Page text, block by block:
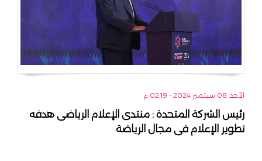
الأحد, 08 سبتمبر 2024 - 02:19 م
رئيس الشركة المتحدة : منتدى الإعلام الرياضى هدفه
تطوير الإعلام فى مجال الرياضة